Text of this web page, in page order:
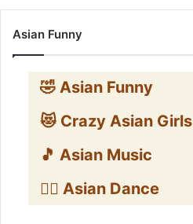
Asian Funny
🤣 Asian Funny
😻 Crazy Asian Girls
🎵 Asian Music
👯‍♀️ Asian Dance